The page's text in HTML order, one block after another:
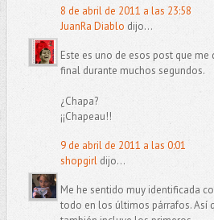
8 de abril de 2011 a las 23:58
JuanRa Diablo dijo...
Este es uno de esos post que
final durante muchos segundos.
¿Chapa?
¡¡Chapeau!!
9 de abril de 2011 a las 0:01
shopgirldijo...
Me he sentido muy identificada
todo en los últimos párrafos. Así